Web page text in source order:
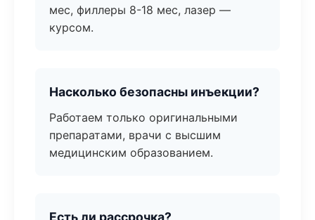
мес, филлеры 8-18 мес, лазер —
курсом.
Насколько безопасны инъекции?
Работаем только оригинальными
препаратами, врачи с высшим
медицинским образованием.
Есть ли рассрочка?